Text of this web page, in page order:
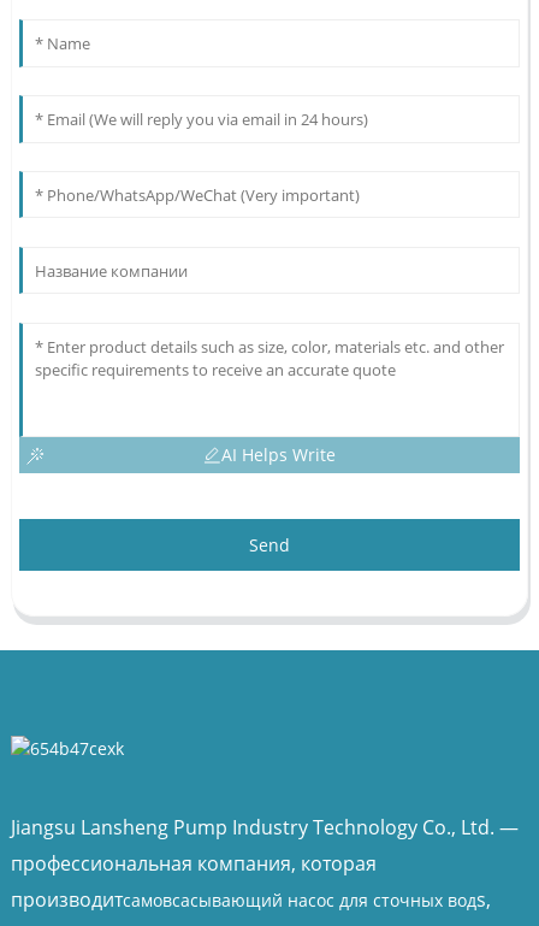
AI Helps Write
Send
Jiangsu Lansheng Pump Industry Technology Co., Ltd. —
профессиональная компания, которая
производитсамовсасывающий насос для сточных водs,